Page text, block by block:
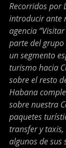
Recorridos por
introducir ante
agencia
parte del grupo
un segmento
turismo hacia
sobre el resto
Habana
sobre nuestra
paquetes
transfer y
algunos de sus